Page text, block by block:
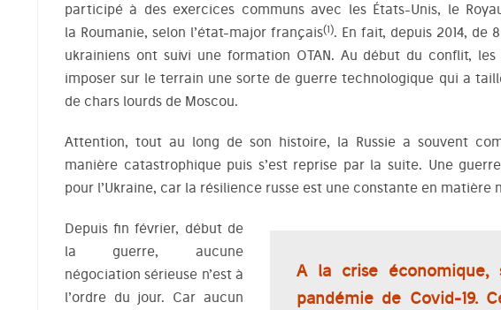
participé à des exercices communs avec les États-Unis, le
la Roumanie, selon l’état-major français(1). En fait, depuis 2014, de
ukrainiens ont suivi une formation OTAN. Au début du conflit,
imposer sur le terrain une sorte de guerre technologique qui a
de chars lourds de Moscou.
Attention, tout au long de son histoire, la Russie a souvent
manière catastrophique puis s’est reprise par la suite. Une
pour l’Ukraine, car la résilience russe est une constante en matière
A la crise économique,
pandémie de Covid-19.
Depuis fin février, début de
la guerre, aucune
négociation sérieuse n’est à
l’ordre du jour. Car aucun